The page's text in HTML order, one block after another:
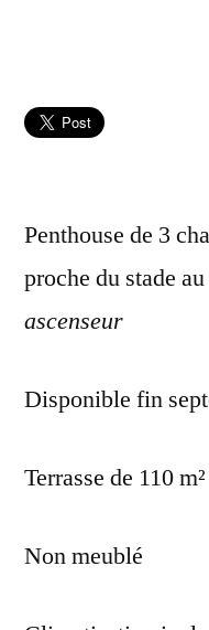
Penthouse de 3
proche du stade au
ascenseur
Disponible fin
Terrasse de 110 m²
Non meublé